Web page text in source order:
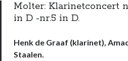
Molter: Klarinetconcert
in D -nr.5 in D.
Henk de Graaf (klarinet),
Staalen.